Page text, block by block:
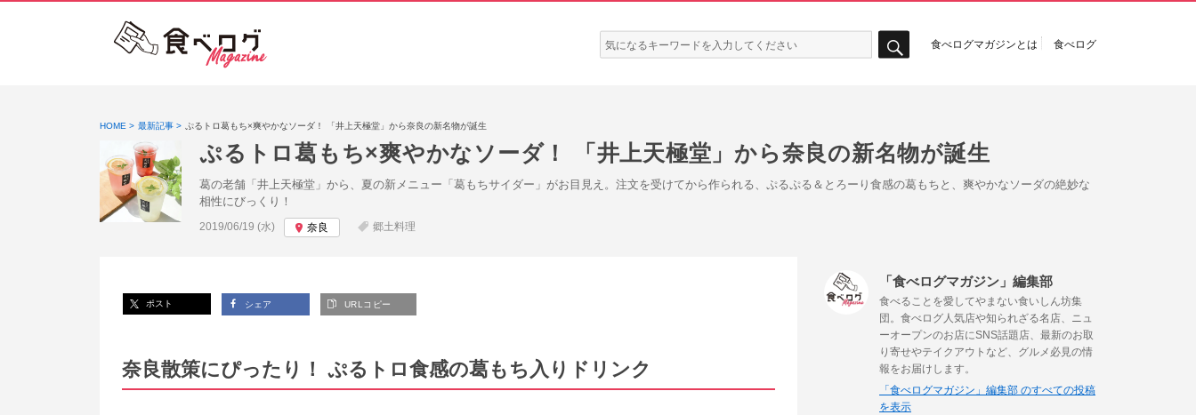
検
索:
食べログマガジンとは 食べログ
HOME 最新記事 ぷるトロ葛もち×爽やかなソーダ！ 「井上天極堂」から奈良の新名物が誕生
ぷるトロ葛もち×爽やかなソーダ！ 「井上天極堂」から奈良の新名物が誕生
葛の老舗「井上天極堂」から、夏の新メニュー「葛もちサイダー」がお目見え。注文を受けてから作られる、ぷるぷる＆とろーり食感の葛もちと、爽やかなソーダの絶妙な
相性にびっくり！
投稿日:
2019/06/19 (水) 奈良 郷土料理
ポスト シェア URLコピー
奈良散策にぴったり！ ぷるトロ食感の葛もち入りドリンク
「食べログマガジン」編集部
食べることを愛してやまない食いしん坊集
団。食べログ人気店や知られざる名店、ニュ
ーオープンのお店にSNS話題店、最新のお取
り寄せやテイクアウトなど、グルメ必見の情
報をお届けします。
「食べログマガジン」編集部 のすべての投稿
を表示